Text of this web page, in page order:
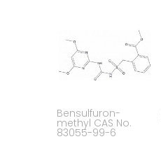
Bensulfuron-
methyl CAS No.
83055-99-6